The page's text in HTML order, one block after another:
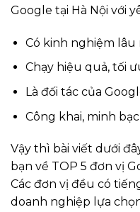
Google tại Hà Nội với
Có kinh nghiệm
Chạy hiệu quả, tối
Là đối tác của
Công khai, minh
Vậy thì bài viết dưới
bạn về TOP 5 đơn vị
Các đơn vị đều có
doanh nghiệp lựa